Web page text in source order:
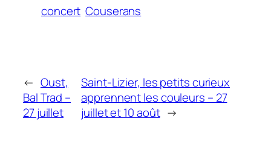
concert Couserans
← Oust,
Bal Trad –
27 juillet
Saint-Lizier, les petits curieux
apprennent les couleurs – 27
juillet et 10 août →